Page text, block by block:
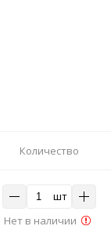
Количество
шт
Нет в наличии